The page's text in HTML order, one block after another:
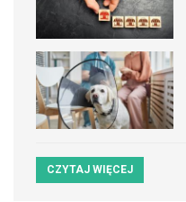
CZYTAJ WIĘCEJ